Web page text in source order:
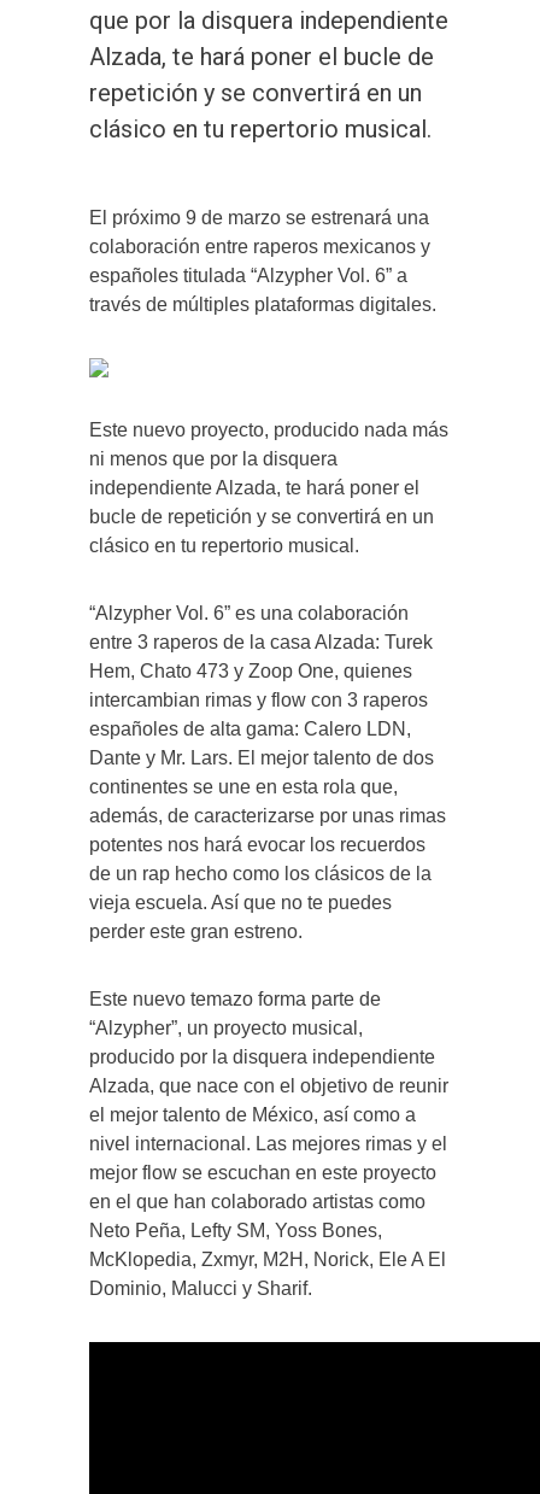
que por la disquera independiente
Alzada, te hará poner el bucle de
repetición y se convertirá en un
clásico en tu repertorio musical.
El próximo 9 de marzo se estrenará una
colaboración entre raperos mexicanos y
españoles titulada “Alzypher Vol. 6” a
través de múltiples plataformas digitales.
Este nuevo proyecto, producido nada más
ni menos que por la disquera
independiente Alzada, te hará poner el
bucle de repetición y se convertirá en un
clásico en tu repertorio musical.
“Alzypher Vol. 6” es una colaboración
entre 3 raperos de la casa Alzada: Turek
Hem, Chato 473 y Zoop One, quienes
intercambian rimas y flow con 3 raperos
españoles de alta gama: Calero LDN,
Dante y Mr. Lars. El mejor talento de dos
continentes se une en esta rola que,
además, de caracterizarse por unas rimas
potentes nos hará evocar los recuerdos
de un rap hecho como los clásicos de la
vieja escuela. Así que no te puedes
perder este gran estreno.
Este nuevo temazo forma parte de
“Alzypher”, un proyecto musical,
producido por la disquera independiente
Alzada, que nace con el objetivo de reunir
el mejor talento de México, así como a
nivel internacional. Las mejores rimas y el
mejor flow se escuchan en este proyecto
en el que han colaborado artistas como
Neto Peña, Lefty SM, Yoss Bones,
McKlopedia, Zxmyr, M2H, Norick, Ele A El
Dominio, Malucci y Sharif.